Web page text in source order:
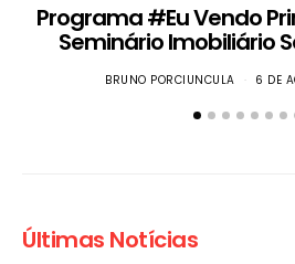
Programa #Eu Vendo
Seminário Imobiliário
BRUNO PORCIUNCULA 6 DE
Últimas Notícias